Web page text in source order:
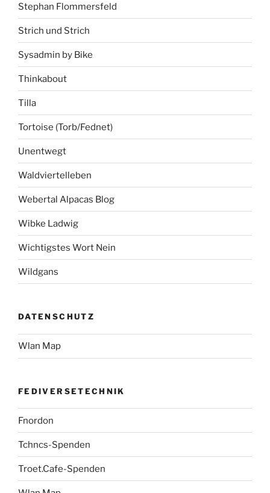
Stephan Flommersfeld
Strich und Strich
Sysadmin by Bike
Thinkabout
Tilla
Tortoise (Torb/Fednet)
Unentwegt
Waldviertelleben
Webertal Alpacas Blog
Wibke Ladwig
Wichtigstes Wort Nein
Wildgans
DATENSCHUTZ
Wlan Map
FEDIVERSETECHNIK
Fnordon
Tchncs-Spenden
Troet.Cafe-Spenden